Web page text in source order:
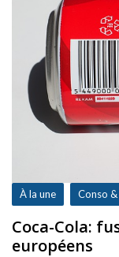
À la une Conso
Coca-Cola:
européens